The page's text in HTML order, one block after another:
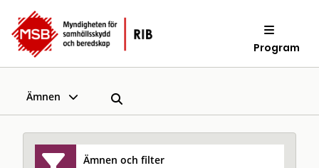
Program
Ämnen
Ämnen och filter